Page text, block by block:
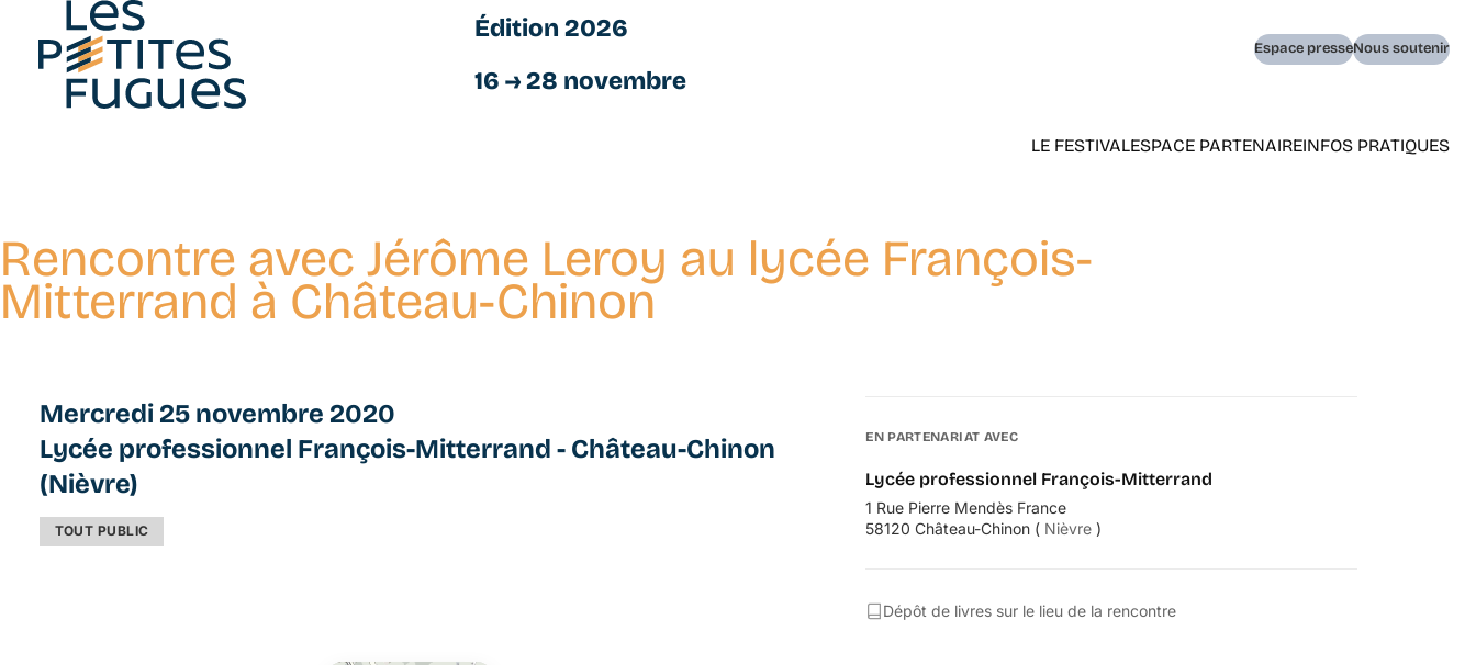
Aller
au
contenu
Édition 2026
16 → 28 novembre
Navigation
LE FESTIVALESPACE PARTENAIREINFOS PRATIQUES
Navigation
Espace presseNous soutenir
Rencontre avec Jérôme Leroy au lycée François-
Mitterrand à Château-Chinon
Mercredi 25 novembre 2020
Lycée professionnel François-Mitterrand - Château-Chinon
(Nièvre)
TOUT PUBLIC
EN PARTENARIAT AVEC
Lycée professionnel François-Mitterrand
1 Rue Pierre Mendès France
58120 Château-Chinon ( Nièvre )
Dépôt de livres sur le lieu de la rencontre